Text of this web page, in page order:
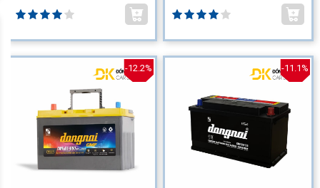
-12.2% -11.1%